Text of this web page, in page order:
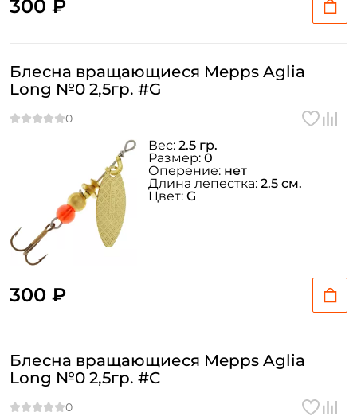
300 ₽
Блесна вращающиеся Mepps Aglia
Long №0 2,5гр. #G
300 ₽
Вес: 2.5 гр.
Размер: 0
Оперение: нет
Длина лепестка: 2.5 см.
Цвет: G
Блесна вращающиеся Mepps Aglia
Long №0 2,5гр. #C